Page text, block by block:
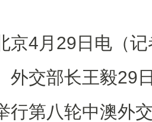
4月29日电（记
外交部长王毅29
行第八轮中澳外